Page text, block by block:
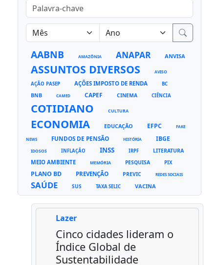
AABNB AMAZÔNIA ANAPAR ANVISA
ASSUNTOS DIVERSOS AVISO
AÇÃO PASEP AÇÕES IMPOSTO DE RENDA BC
BNB CAMED CAPEF CINEMA CIÊNCIA
COTIDIANO CULTURA
ECONOMIA EDUCAÇÃO EFPC FAKE
NEWS FUNDOS DE PENSÃO HISTÓRIA IBGE
IDOSOS INFLAÇÃO INSS IRPF LITERATURA
MEIO AMBIENTE MEMÓRIA PESQUISA PIX
PLANO BD PREVENÇÃO PREVIC REDES SOCIAIS
SAÚDE SUS TAXA SELIC VACINA
Lazer
Cinco cidades lideram o
Índice Global de
Sustentabilidade